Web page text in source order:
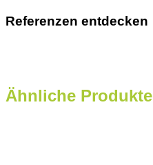
Referenzen entdecken
Ähnliche Produkte